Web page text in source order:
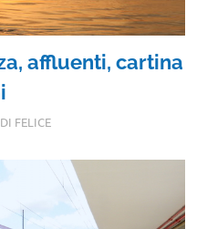
affluenti, cartina
FELICE